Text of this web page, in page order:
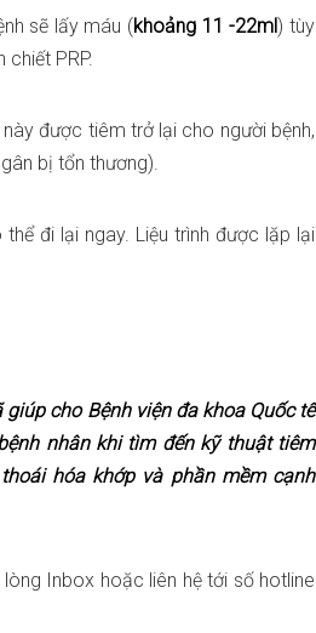
sẽ lấy máu (khoảng 11 -22ml ) tùy
PRP.
được tiêm trở lại cho người bệnh,
bị tổn thương).
đi lại ngay. Liệu trình được lặp lại
cho Bệnh viện đa khoa Quốc tế
nhân khi tìm đến kỹ thuật tiêm
hóa khớp và phần mềm cạnh
Inbox hoặc liên hệ tới số hotline